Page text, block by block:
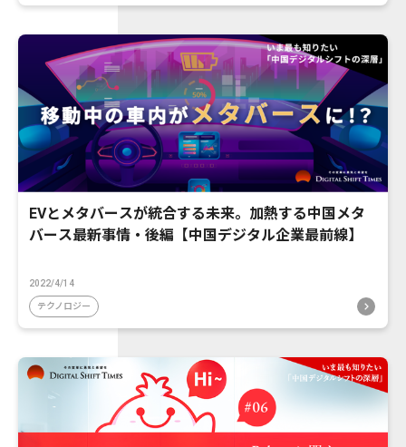
EVとメタバースが統合する未来。加熱する中国メタ
バース最新事情・後編【中国デジタル企業最前線】
2022/4/14
テクノロジー